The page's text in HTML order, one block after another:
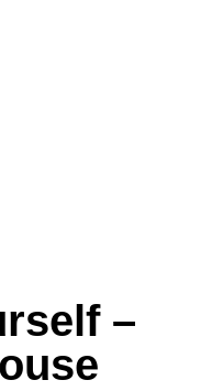
–